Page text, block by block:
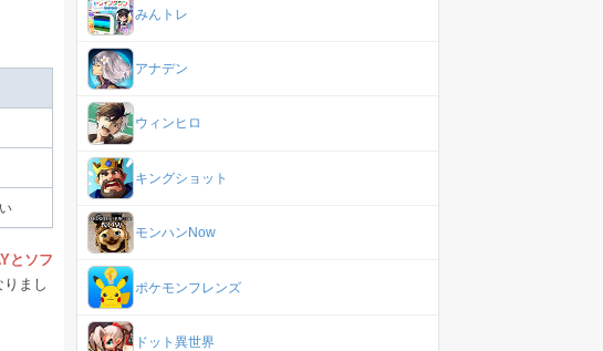
とソフ
まし
みんトレ
アナデン
ウィンヒロ
キングショット
モンハンNow
ポケモンフレンズ
ドット異世界